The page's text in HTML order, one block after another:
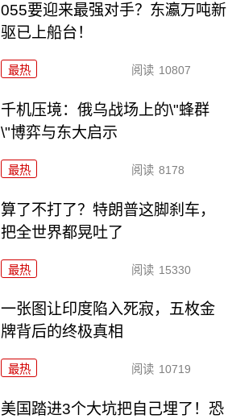
055要迎来最强对手？东瀛万吨新
驱已上船台！
最热 阅读 10807
千机压境：俄乌战场上的\"蜂群
\"博弈与东大启示
最热 阅读 8178
算了不打了？特朗普这脚刹车，
把全世界都晃吐了
最热 阅读 15330
一张图让印度陷入死寂，五枚金
牌背后的终极真相
最热 阅读 10719
美国踏进3个大坑把自己埋了！恐